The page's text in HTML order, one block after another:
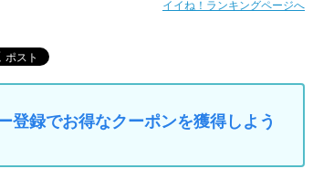
イイね！ランキングページへ
登録でお得なクーポンを獲得しよう